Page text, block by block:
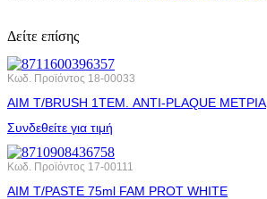
Δείτε επίσης
Κωδ. Προϊόντος 18-00033
AIM T/BRUSH 1ΤΕΜ. ANTI-PLAQUE ΜΕΤΡΙΑ
Συνδεθείτε για τιμή
Κωδ. Προϊόντος 17-00111
AIM T/PASTE 75ml FAM PROT WHITE